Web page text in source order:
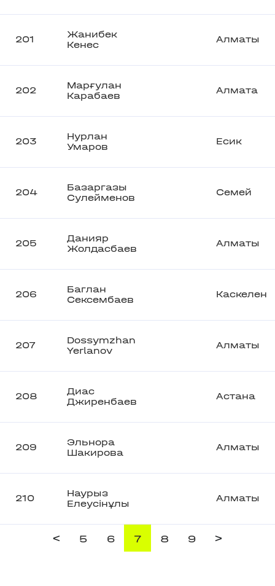
201
Жанибек
Кенес
Алматы
202
Марғулан
Карабаев
Алмата
203
Нурлан
Умаров
Есик
204
Базаргазы
Сулейменов
Семей
205
Данияр
Жолдасбаев
Алматы
206
Баглан
Сексембаев
Каскелен
207
Dossymzhan
Yerlanov
Алматы
208
Диас
Джиренбаев
Астана
209
Эльнора
Шакирова
Алматы
210
Наурыз
Елеусінұлы
Алматы
< 5 6 7 8 9 >